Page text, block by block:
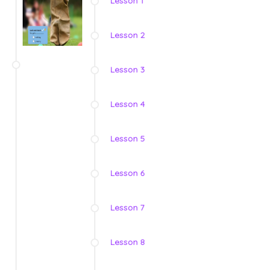
Lesson 2
Lesson 3
Lesson 4
Lesson 5
Lesson 6
Lesson 7
Lesson 8